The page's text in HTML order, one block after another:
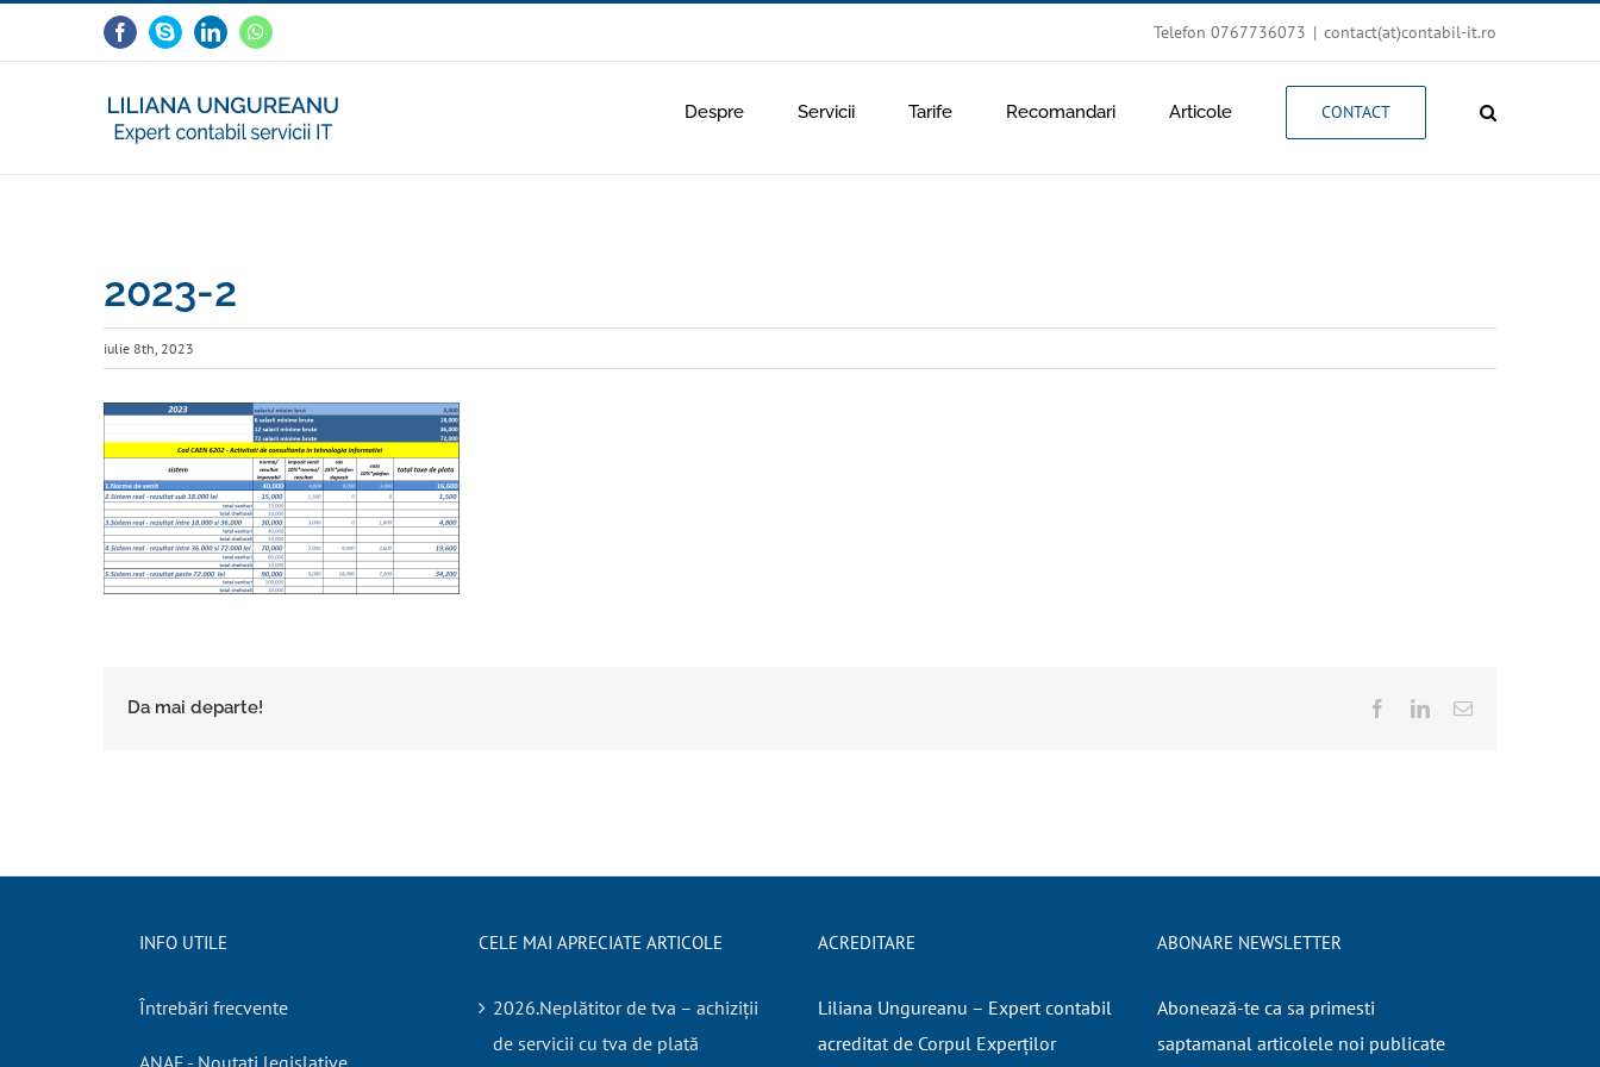
FacebookSkypeLinkedInWhatsApp Telefon 0767736073 | contact(at)contabil-it.ro
Despre Servicii Tarife Recomandari Articole CONTACT
2023-2
iulie 8th, 2023
Da mai departe! FacebookLinkedIn
E-
INFO UTILE
Întrebări frecvente
ANAF - Noutati legislative
CELE MAI APRECIATE ARTICOLE
2026.Neplătitor de tva – achiziții
de servicii cu tva de plată
ACREDITARE
Liliana Ungureanu – Expert contabil
acreditat de Corpul Experților
ABONARE NEWSLETTER
Abonează-te ca sa primesti
saptamanal articolele noi publicate